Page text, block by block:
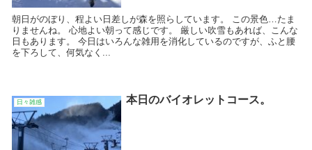
朝日がのぼり、程よい日差しが森を照らしています。 この景色…たま
りませんね。 心地よい朝って感じです。 厳しい吹雪もあれば、こんな
日もあります。 今日はいろんな雑用を消化しているのですが、ふと腰
を下ろして、何気なく...
日々雑感 本日のバイオレットコース。